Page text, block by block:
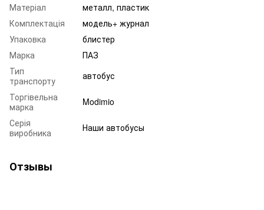
Матеріал
металл, пластик
Комплектація
модель+ журнал
Упаковка
блистер
Марка
ПАЗ
Тип
транспорту
автобус
Торгівельна
марка
Modimio
Серія
виробника
Наши автобусы
Отзывы